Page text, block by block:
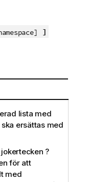
]
lista med
ersättas med
?
för att
med